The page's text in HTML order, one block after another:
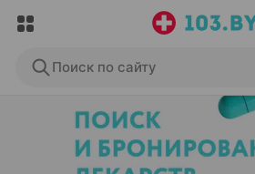
Поиск по сайту